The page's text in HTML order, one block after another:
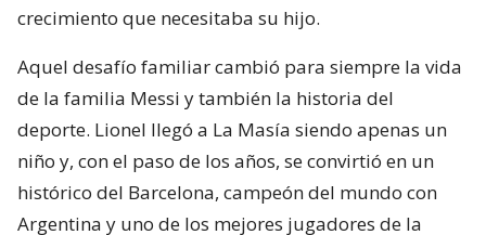
crecimiento que necesitaba su hijo.
Aquel desafío familiar cambió para siempre la vida
de la familia Messi y también la historia del
deporte. Lionel llegó a La Masía siendo apenas un
niño y, con el paso de los años, se convirtió en un
histórico del Barcelona, campeón del mundo con
Argentina y uno de los mejores jugadores de la